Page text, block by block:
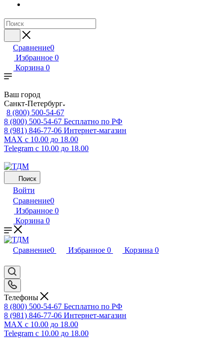
Сравнение0
Избранное 0
Корзина 0
Ваш город
Санкт-Петербург
8 (800) 500-54-67
8 (800) 500-54-67 Бесплатно по РФ
8 (981) 846-77-06 Интернет-магазин
MAX с 10.00 до 18.00
Telegram с 10.00 до 18.00
Поиск
Войти
Сравнение0
Избранное 0
Корзина 0
Сравнение0 Избранное 0 Корзина 0
Телефоны
8 (800) 500-54-67 Бесплатно по РФ
8 (981) 846-77-06 Интернет-магазин
MAX с 10.00 до 18.00
Telegram с 10.00 до 18.00